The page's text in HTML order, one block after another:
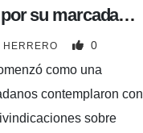
su marcada
HERRERO 0
como una
contemplaron con
sobre